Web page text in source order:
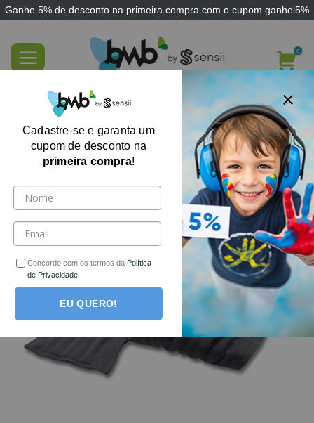
Ganhe 5% de desconto na primeira compra com o cupom ganhei5%
content
Faixa Ponderada para Auto regulação
Sensii
Cadastre-se e garanta um
cupom de desconto na
primeira compra!
Concordo com os termos da Política
de Privacidade
EU QUERO!